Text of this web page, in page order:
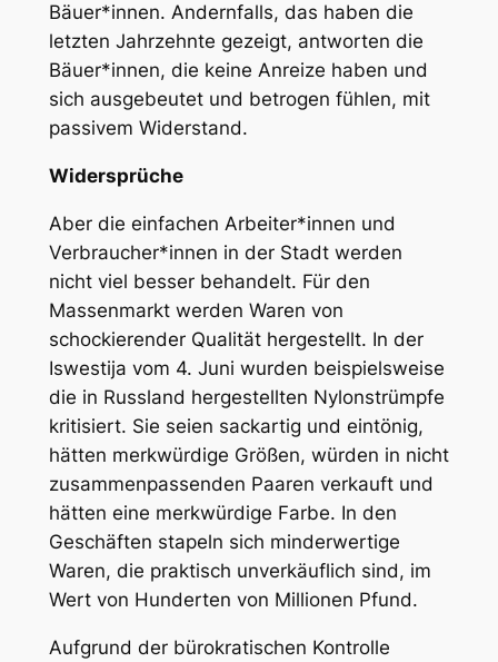
Bäuer*innen. Andernfalls, das haben die
letzten Jahrzehnte gezeigt, antworten die
Bäuer*innen, die keine Anreize haben und
sich ausgebeutet und betrogen fühlen, mit
passivem Widerstand.
Widersprüche
Aber die einfachen Arbeiter*innen und
Verbraucher*innen in der Stadt werden
nicht viel besser behandelt. Für den
Massenmarkt werden Waren von
schockierender Qualität hergestellt. In der
Iswestija vom 4. Juni wurden beispielsweise
die in Russland hergestellten Nylonstrümpfe
kritisiert. Sie seien sackartig und eintönig,
hätten merkwürdige Größen, würden in nicht
zusammenpassenden Paaren verkauft und
hätten eine merkwürdige Farbe. In den
Geschäften stapeln sich minderwertige
Waren, die praktisch unverkäuflich sind, im
Wert von Hunderten von Millionen Pfund.
Aufgrund der bürokratischen Kontrolle